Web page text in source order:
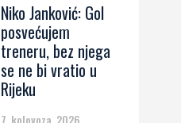
Niko Janković: Gol
posvećujem
treneru, bez njega
se ne bi vratio u
Rijeku
7. kolovoza, 2026